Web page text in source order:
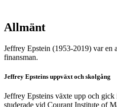
Allmänt
Jeffrey Epstein (1953-2019) var en
finansman.
Jeffrey Epsteins uppväxt och skolgång
Jeffrey Epsteins växte upp och
studerade vid Courant Institute of